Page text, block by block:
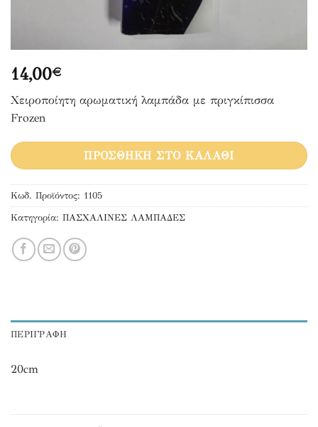
14,00€
Χειροποίητη αρωματική λαμπάδα με πριγκίπισσα
Frozen
ΠΡΟΣΘΉΚΗ ΣΤΟ ΚΑΛΆΘΙ
Κωδ. Προϊόντος: 1105
Κατηγορία: ΠΑΣΧΑΛΙΝΕΣ ΛΑΜΠΑΔΕΣ
ΠΕΡΙΓΡΑΦΉ
20cm